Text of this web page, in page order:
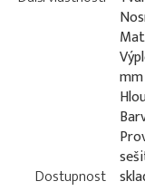
mm
Dostupnost